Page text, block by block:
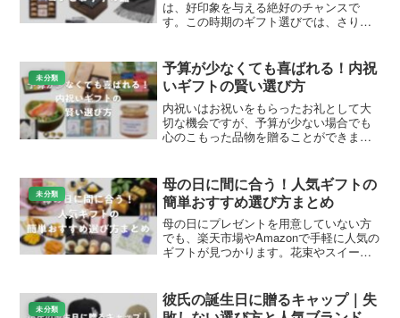
は、好印象を与える絶好のチャンスで
す。この時期のギフト選びでは、さりげ
で、相手に負担を感じさせず、日常で活
躍するものを中心...
未分類
予算が少なくても喜ばれる！内祝
いギフトの賢い選び方
内祝いはお祝いをもらったお礼として大
切な機会ですが、予算が少ない場合でも
心のこもった品物を贈ることができま
500円以下の商品を中心に、読者の皆さん
が選びやすいお手...
未分類
母の日に間に合う！人気ギフトの
簡単おすすめ選び方まとめ
母の日にプレゼントを用意していない方
でも、楽天市場やAmazonで手軽に人気の
ギフトが見つかります。花束やスイーツ
料のものも多く、急ぎでも安心です。母
の日プレゼントがな...
未分類
彼氏の誕生日に贈るキャップ｜失